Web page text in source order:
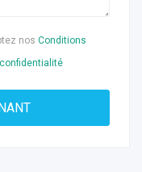
nos Conditions